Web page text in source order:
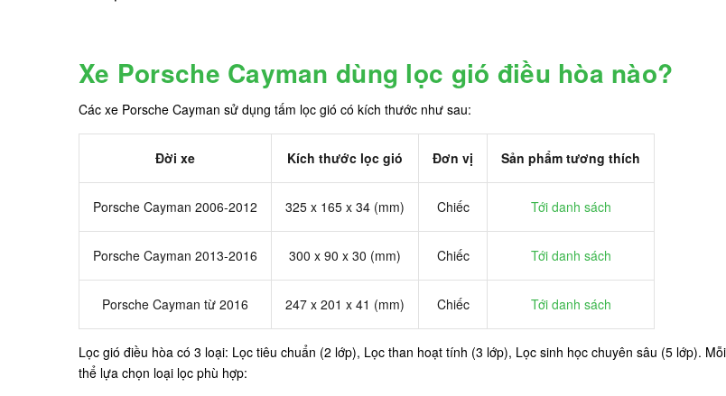
Xe Porsche Cayman dùng lọc gió điều hòa nào?
Các xe Porsche Cayman sử dụng tấm lọc gió có kích thước như sau:
Đời xe Kích thước lọc gió Đơn vị Sản phẩm tương thích
Porsche Cayman 2006-2012 325 x 165 x 34 (mm) Chiếc Tới danh sách
Porsche Cayman 2013-2016 300 x 90 x 30 (mm) Chiếc Tới danh sách
Porsche Cayman từ 2016 247 x 201 x 41 (mm) Chiếc Tới danh sách
Lọc gió điều hòa có 3 loại: Lọc tiêu chuẩn (2 lớp), Lọc than hoạt tính (3 lớp), Lọc sinh học chuyên sâu (5 lớp).
thể lựa chọn loại lọc phù hợp: